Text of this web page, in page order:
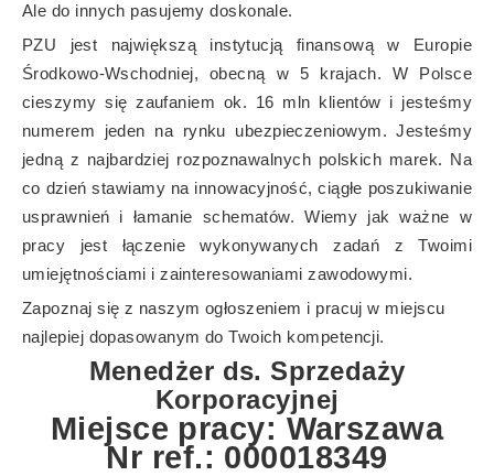
Ale do innych pasujemy doskonale.
PZU jest największą instytucją finansową w Europie
Środkowo-Wschodniej, obecną w 5 krajach. W Polsce
cieszymy się zaufaniem ok. 16 mln klientów i jesteśmy
numerem jeden na rynku ubezpieczeniowym. Jesteśmy
jedną z najbardziej rozpoznawalnych polskich marek. Na
co dzień stawiamy na innowacyjność, ciągłe poszukiwanie
usprawnień i łamanie schematów. Wiemy jak ważne w
pracy jest łączenie wykonywanych zadań z Twoimi
umiejętnościami i zainteresowaniami zawodowymi.
Zapoznaj się z naszym ogłoszeniem i pracuj w miejscu
najlepiej dopasowanym do Twoich kompetencji.
Menedżer ds. Sprzedaży
Korporacyjnej
Miejsce pracy: Warszawa
Nr ref.: 000018349